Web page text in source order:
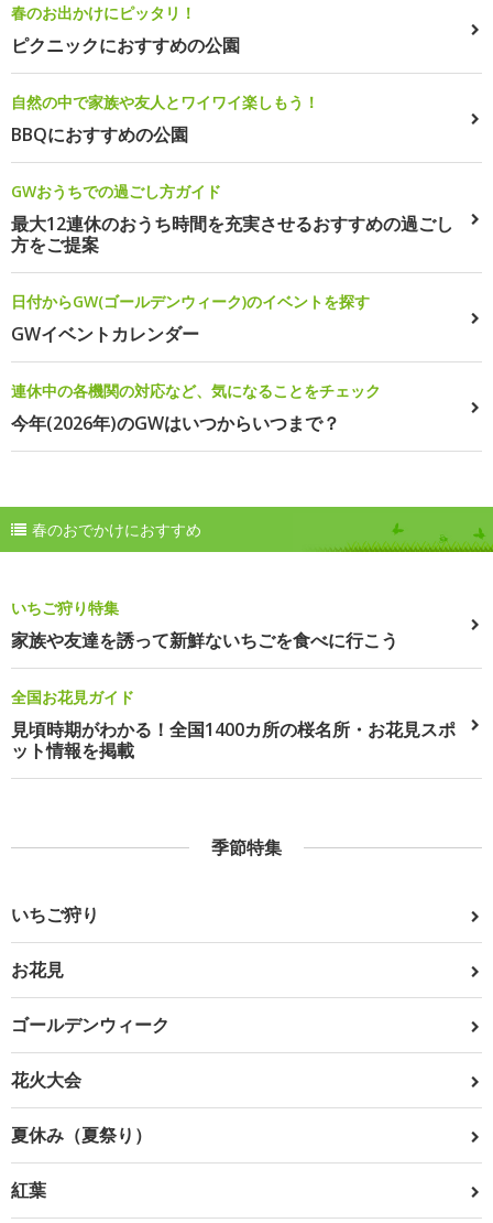
春のお出かけにピッタリ！
ピクニックにおすすめの公園
自然の中で家族や友人とワイワイ楽しもう！
BBQにおすすめの公園
GWおうちでの過ごし方ガイド
最大12連休のおうち時間を充実させるおすすめの過ごし
方をご提案
日付からGW(ゴールデンウィーク)のイベントを探す
GWイベントカレンダー
連休中の各機関の対応など、気になることをチェック
今年(2026年)のGWはいつからいつまで？
春のおでかけにおすすめ
いちご狩り特集
家族や友達を誘って新鮮ないちごを食べに行こう
全国お花見ガイド
見頃時期がわかる！全国1400カ所の桜名所・お花見スポ
ット情報を掲載
季節特集
いちご狩り
お花見
ゴールデンウィーク
花火大会
夏休み（夏祭り）
紅葉